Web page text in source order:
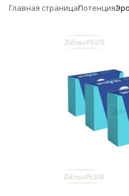
Главная страницаПотенция